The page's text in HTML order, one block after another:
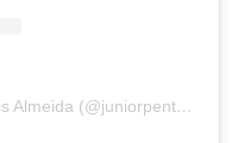
Um post compartilhado por Clovis Almeida (@juniorpentecoste01)